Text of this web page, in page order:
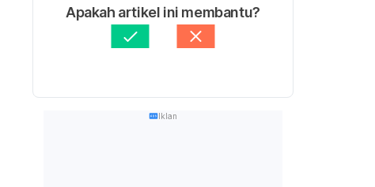
Apakah artikel ini membantu?
Iklan